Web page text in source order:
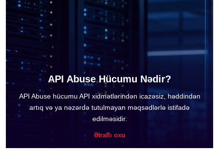
API Abuse Hücumu Nədir?
API Abuse hücumu API xidmətlərindən icazəsiz, həddindən
artıq və ya nəzərdə tutulmayan məqsədlərlə istifadə
edilməsidir.
Ətraflı oxu